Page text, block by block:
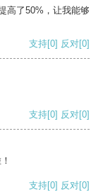
高了50%，让我能够
支持[0] 反对[0]
支持[0] 反对[0]
支持[0] 反对[0]